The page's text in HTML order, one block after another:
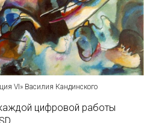
VI» Василия Кандинского
цифровой работы